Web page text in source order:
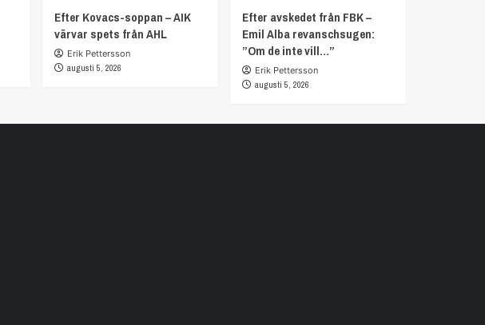
Efter Kovacs-soppan – AIK
värvar spets från AHL
Erik Pettersson
augusti 5, 2026
Efter avskedet från FBK –
Emil Alba revanschsugen:
”Om de inte vill…”
Erik Pettersson
augusti 5, 2026